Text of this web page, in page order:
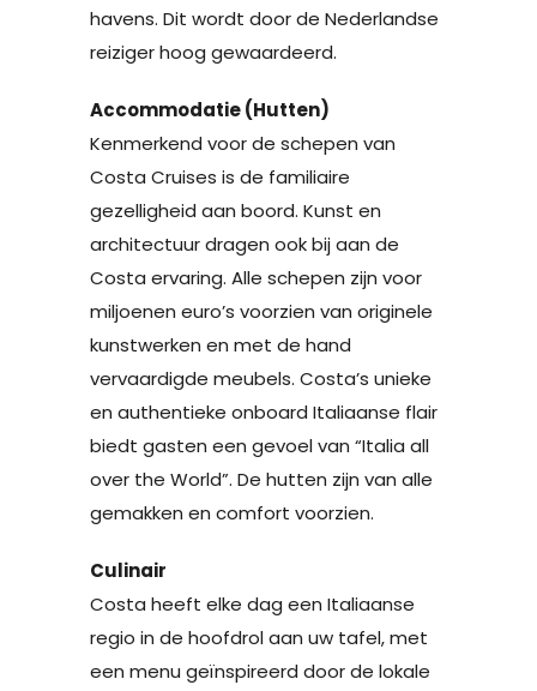
havens. Dit wordt door de Nederlandse
reiziger hoog gewaardeerd.
Accommodatie (Hutten)
Kenmerkend voor de schepen van
Costa Cruises is de familiaire
gezelligheid aan boord. Kunst en
architectuur dragen ook bij aan de
Costa ervaring. Alle schepen zijn voor
miljoenen euro’s voorzien van originele
kunstwerken en met de hand
vervaardigde meubels. Costa’s unieke
en authentieke onboard Italiaanse flair
biedt gasten een gevoel van “Italia all
over the World”. De hutten zijn van alle
gemakken en comfort voorzien.
Culinair
Costa heeft elke dag een Italiaanse
regio in de hoofdrol aan uw tafel, met
een menu geïnspireerd door de lokale